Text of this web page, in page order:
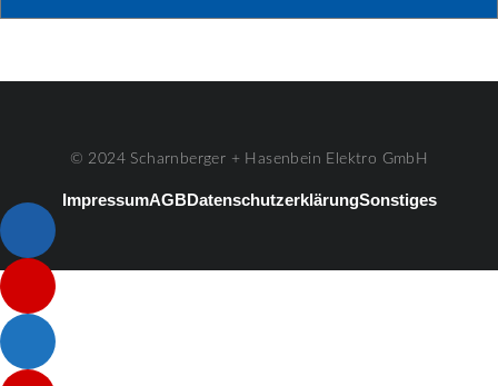
© 2024 Scharnberger + Hasenbein Elektro GmbH
ImpressumAGBDatenschutzerklärungSonstiges
Listenelement #1
Listenelement